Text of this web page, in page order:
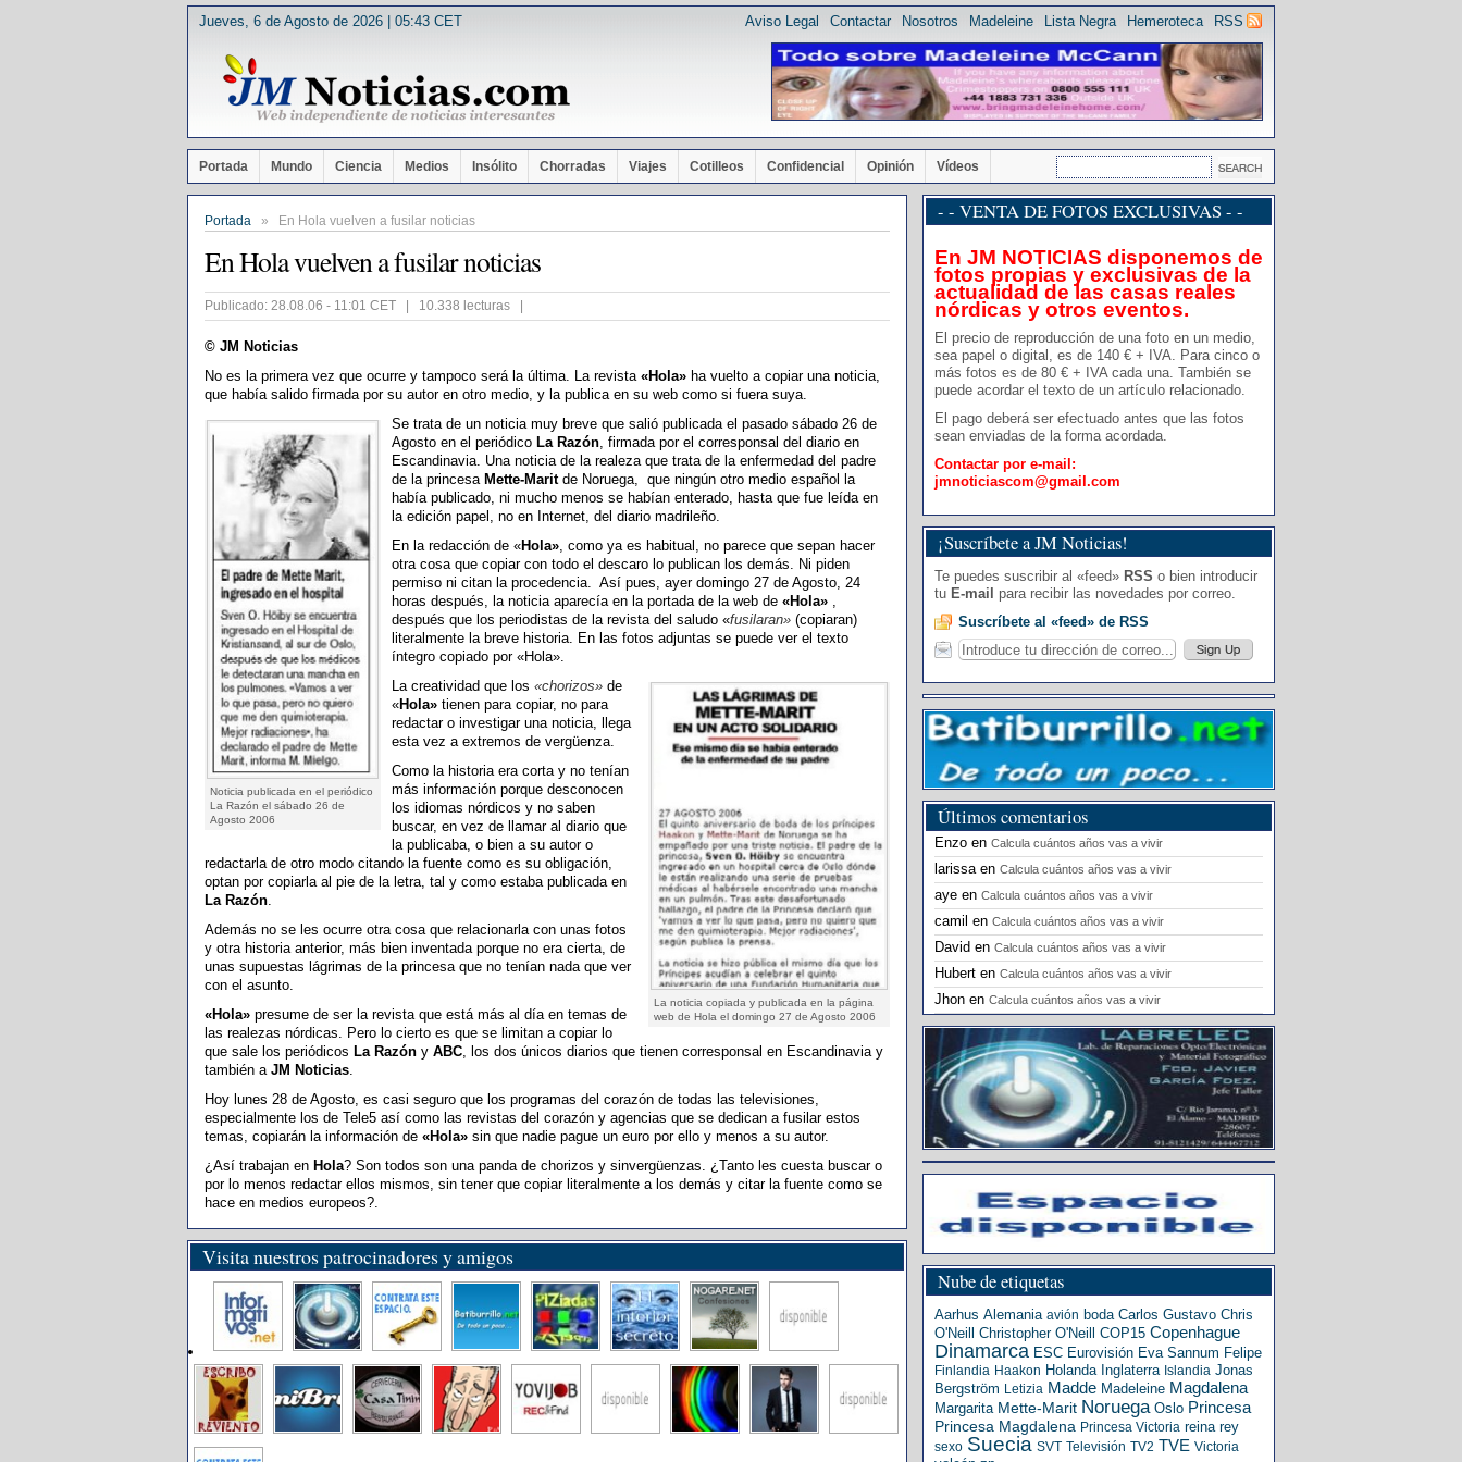
Jueves, 6 de Agosto de 2026 | 05:43 CET RSS
Hemeroteca
Lista Negra
Madeleine
Nosotros
Contactar
Aviso Legal
Portada Mundo Ciencia Medios Insólito Chorradas Viajes Cotilleos Confidencial Opinión Vídeos
Portada » En Hola vuelven a fusilar noticias
En Hola vuelven a fusilar noticias
Publicado: 28.08.06 - 11:01 CET | 10.338 lecturas |
© JM Noticias
No es la primera vez que ocurre y tampoco será la última. La revista «Hola» ha vuelto a copiar una noticia,
que había salido firmada por su autor en otro medio, y la publica en su web como si fuera suya.
Noticia publicada en el periódico
La Razón el sábado 26 de
Agosto 2006
Se trata de un noticia muy breve que salió publicada el pasado sábado 26 de
Agosto en el periódico La Razón, firmada por el corresponsal del diario en
Escandinavia. Una noticia de la realeza que trata de la enfermedad del padre
de la princesa Mette-Maritde Noruega, que ningún otro medio español la
había publicado, ni mucho menos se habían enterado, hasta que fue leída en
la edición papel, no en Internet, del diario madrileño.
En la redacción de «Hola», como ya es habitual, no parece que sepan hacer
otra cosa que copiar con todo el descaro lo publican los demás. Ni piden
permiso ni citan la procedencia. Así pues, ayer domingo 27 de Agosto, 24
horas después, la noticia aparecía en la portada de la web de «Hola» ,
después que los periodistas de la revista del saludo «fusilaran» (copiaran)
literalmente la breve historia. En las fotos adjuntas se puede ver el texto
íntegro copiado por «Hola».
La noticia copiada y publicada en la página
web de Hola el domingo 27 de Agosto 2006
La creatividad que los «chorizos» de
«Hola» tienen para copiar, no para
redactar o investigar una noticia, llega
esta vez a extremos de vergüenza.
Como la historia era corta y no tenían
más información porque desconocen
los idiomas nórdicos y no saben
buscar, en vez de llamar al diario que
la publicaba, o bien a su autor o
redactarla de otro modo citando la fuente como es su obligación,
optan por copiarla al pie de la letra, tal y como estaba publicada en
La Razón.
Además no se les ocurre otra cosa que relacionarla con unas fotos
y otra historia anterior, más bien inventada porque no era cierta, de
unas supuestas lágrimas de la princesa que no tenían nada que ver
con el asunto.
«Hola» presume de ser la revista que está más al día en temas de
las realezas nórdicas. Pero lo cierto es que se limitan a copiar lo
que sale los periódicos La Razón y ABC, los dos únicos diarios que tienen corresponsal en Escandinavia y
también a JM Noticias.
Hoy lunes 28 de Agosto, es casi seguro que los programas del corazón de todas las televisiones,
especialmente los de Tele5 así como las revistas del corazón y agencias que se dedican a fusilar estos
temas, copiarán la información de «Hola» sin que nadie pague un euro por ello y menos a su autor.
¿Así trabajan en Hola? Son todos son una panda de chorizos y sinvergüenzas. ¿Tanto les cuesta buscar o
por lo menos redactar ellos mismos, sin tener que copiar literalmente a los demás y citar la fuente como se
hace en medios europeos?.
Visita nuestros patrocinadores y amigos
- - VENTA DE FOTOS EXCLUSIVAS - -
En JM NOTICIAS disponemos de
fotos propias y exclusivas de la
actualidad de las casas reales
nórdicas y otros eventos.
El precio de reproducción de una foto en un medio,
sea papel o digital, es de 140 € + IVA. Para cinco o
más fotos es de 80 € + IVA cada una. También se
puede acordar el texto de un artículo relacionado.
El pago deberá ser efectuado antes que las fotos
sean enviadas de la forma acordada.
Contactar por e-mail:
jmnoticiascom@gmail.com
¡Suscríbete a JM Noticias!
Te puedes suscribir al «feed» RSS o bien introducir
tu E-mail para recibir las novedades por correo.
Suscríbete al «feed» de RSS
Últimos comentarios
Enzo en Calcula cuántos años vas a vivir
larissaen Calcula cuántos años vas a vivir
aye en Calcula cuántos años vas a vivir
camil en Calcula cuántos años vas a vivir
David en Calcula cuántos años vas a vivir
Hubert en Calcula cuántos años vas a vivir
Jhon en Calcula cuántos años vas a vivir
Nube de etiquetas
Aarhus Alemania avión boda Carlos Gustavo Chris
O'Neill
Christopher O'Neill COP15 Copenhague
Dinamarca ESC Eurovisión Eva Sannum Felipe
Finlandia Haakon Holanda Inglaterra Islandia Jonas
Bergström Letizia Madde Madeleine Magdalena
Margarita Mette-Marit Noruega Oslo Princesa
Princesa Magdalena Princesa Victoria reina rey
sexo Suecia SVT Televisión TV2 TVE Victoria